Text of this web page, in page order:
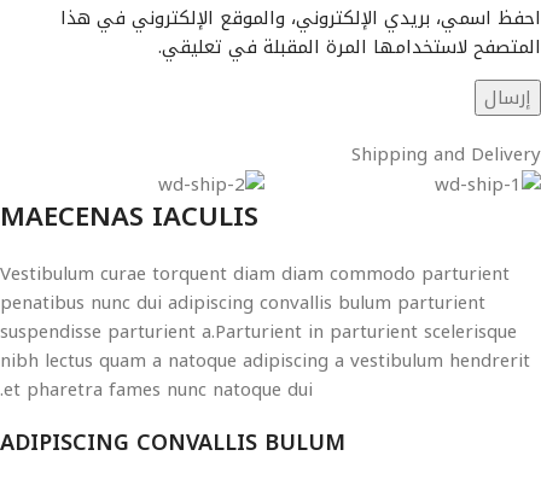
احفظ اسمي، بريدي الإلكتروني، والموقع الإلكتروني في هذا
المتصفح لاستخدامها المرة المقبلة في تعليقي.
Shipping and Delivery
MAECENAS IACULIS
Vestibulum curae torquent diam diam commodo parturient
penatibus nunc dui adipiscing convallis bulum parturient
suspendisse parturient a.Parturient in parturient scelerisque
nibh lectus quam a natoque adipiscing a vestibulum hendrerit
et pharetra fames nunc natoque dui.
ADIPISCING CONVALLIS BULUM